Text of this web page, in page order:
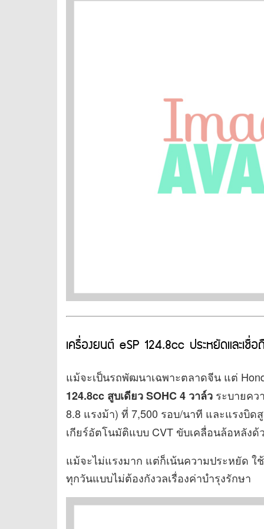
เครื่องยนต์ eSP 124.8cc ประหยัดและเชื่อ
แม้จะเป็นรถพัฒนาเฉพาะตลาดจีน แต่
124.8cc สูบเดียว SOHC 4 วาล์ว ระบายค
8.8 แรงม้า) ที่ 7,500 รอบ/นาที และแรงบิด
เกียร์อัตโนมัติแบบ CVT ขับเคลื่อนล้อหลังด้
แม้จะไม่แรงมาก แต่ก็เน้นความประหยัด ใ
ทุกวันแบบไม่ต้องกังวลเรื่องค่าบำรุงรักษา